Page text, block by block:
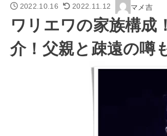
2022.10.16 2022.11.12 マメ吉
ワリエワの家族構成
介！父親と疎遠の噂